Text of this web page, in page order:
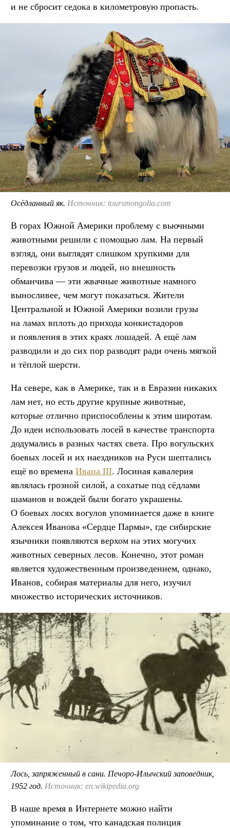
и не сбросит седока в километровую пропасть.
Осёдланный як. Источник: toursmongolia.com
В горах Южной Америки проблему с вьючными
животными решили с помощью лам. На первый
взгляд, они выглядят слишком хрупкими для
перевозки грузов и людей, но внешность
обманчива — эти жвачные животные намного
выносливее, чем могут показаться. Жители
Центральной и Южной Америки возили грузы
на ламах вплоть до прихода конкистадоров
и появления в этих краях лошадей. А ещё лам
разводили и до сих пор разводят ради очень мягкой
и тёплой шерсти.
На севере, как в Америке, так и в Евразии никаких
лам нет, но есть другие крупные животные,
которые отлично приспособлены к этим широтам.
До идеи использовать лосей в качестве транспорта
додумались в разных частях света. Про вогульских
боевых лосей и их наездников на Руси шептались
ещё во времена Ивана III. Лосиная кавалерия
являлась грозной силой, а сохатые под сёдлами
шаманов и вождей были богато украшены.
О боевых лосях вогулов упоминается даже в книге
Алексея Иванова «Сердце Пармы», где сибирские
язычники появляются верхом на этих могучих
животных северных лесов. Конечно, этот роман
является художественным произведением, однако,
Иванов, собирая материалы для него, изучил
множество исторических источников.
Лось, запряженный в сани. Печоро-Илычский заповедник,
1952 год. Источник: en.wikipedia.org
В наше время в Интернете можно найти
упоминание о том, что канадская полиция